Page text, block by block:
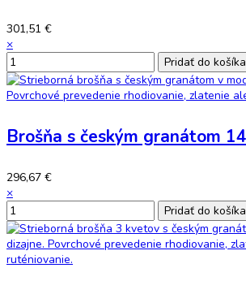
301,51 €
×
Brošňa s českým granátom
296,67 €
×